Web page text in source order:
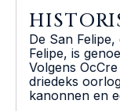
De San
Felipe, is
Volgens
driedeks
kanonnen en